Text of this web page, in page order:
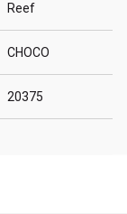
Reef
CHOCO
20375